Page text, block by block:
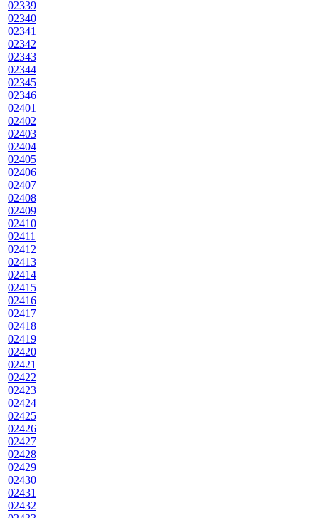
02339
02340
02341
02342
02343
02344
02345
02346
02401
02402
02403
02404
02405
02406
02407
02408
02409
02410
02411
02412
02413
02414
02415
02416
02417
02418
02419
02420
02421
02422
02423
02424
02425
02426
02427
02428
02429
02430
02431
02432